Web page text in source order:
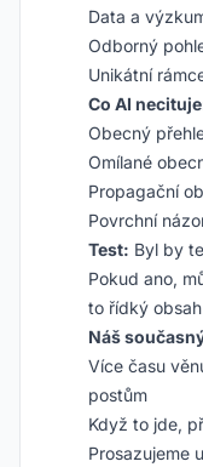
Data a
Odborný
Unikátní
Co AI
Obecný
Omílané
Propagační
Povrchní
Test: Byl by
Pokud ano,
to řídký
Náš
Více času
postům
Když to jde,
Prosazujeme